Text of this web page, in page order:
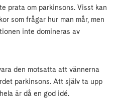
prata om parkinsons. Visst kan
som frågar hur man mår, men
inte domineras av
den motsatta att vännerna
parkinsons. Att själv ta upp
är då en god idé.